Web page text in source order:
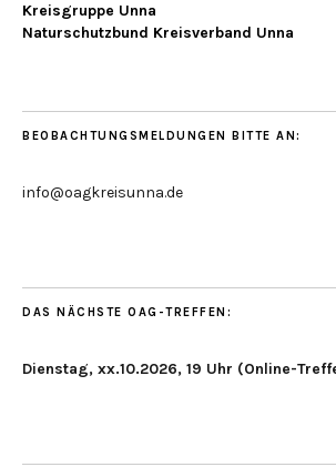
Kreisgruppe Unna
Naturschutzbund Kreisverband Unna
BEOBACHTUNGSMELDUNGEN BITTE AN:
info@oagkreisunna.de
DAS NÄCHSTE OAG-TREFFEN:
Dienstag, xx.10.2026, 19 Uhr (Online-